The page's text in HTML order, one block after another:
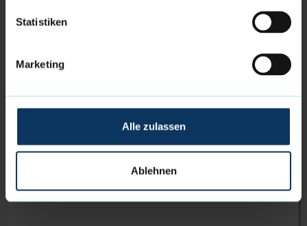
Statistiken
Marketing
Alle zulassen
Ablehnen
Peter Hemschemeier (8), Daniel Norl (13), Marquis
Collins (15), Till Isemann (21), Hendrik Warner (31)
Bozic Estriche Knights Kirchheim– Eisbären
Tip-Off: Freitag, den 08.11.2024 um 20.00
Halle: Sporthalle Stadtmitte, Jahnstraße
14, 73230 Kirchheim unter Teck